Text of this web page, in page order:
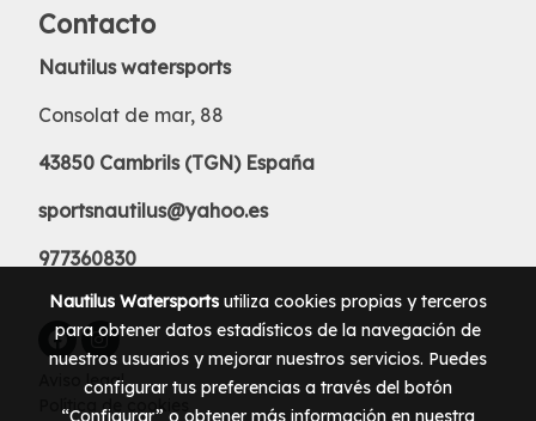
Contacto
Nautilus watersports
Consolat de mar, 88
43850 Cambrils (TGN) España
sportsnautilus@yahoo.es
977360830
Aviso legal
Política de cookies
Nautilus Watersports utiliza cookies propias y terceros
para obtener datos estadísticos de la navegación de
nuestros usuarios y mejorar nuestros servicios. Puedes
configurar tus preferencias a través del botón
“Configurar” o obtener más información en nuestra